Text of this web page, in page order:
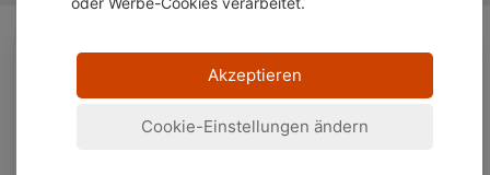
Welche Akkus soll ich für mein Gigaset
Akzeptieren
Cookie-Einstellungen ändern